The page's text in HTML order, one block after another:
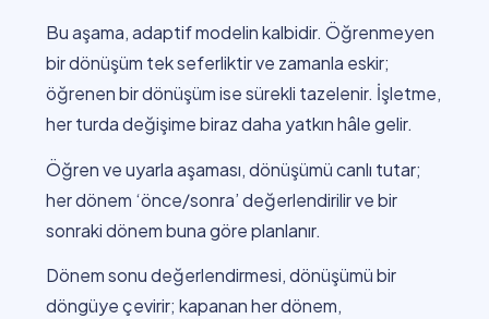
Bu aşama, adaptif modelin kalbidir. Öğrenmeyen
bir dönüşüm tek seferliktir ve zamanla eskir;
öğrenen bir dönüşüm ise sürekli tazelenir. İşletme,
her turda değişime biraz daha yatkın hâle gelir.
Öğren ve uyarla aşaması, dönüşümü canlı tutar;
her dönem ‘önce/sonra’ değerlendirilir ve bir
sonraki dönem buna göre planlanır.
Dönem sonu değerlendirmesi, dönüşümü bir
döngüye çevirir; kapanan her dönem,